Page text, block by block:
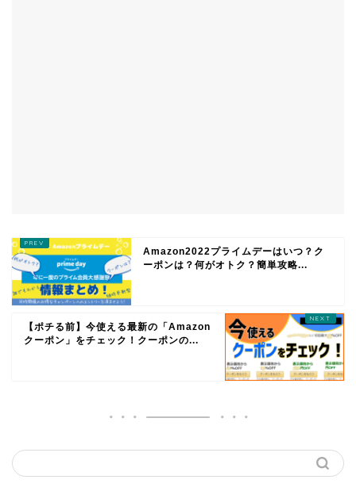
Amazon2022プライムデーはいつ？ク
ーポンは？何がオトク？簡単攻略...
【ポチる前】今使える最新の「Amazon
クーポン」をチェック！クーポンの...